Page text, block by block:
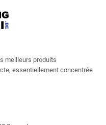
meilleurs produits
essentiellement concentrée